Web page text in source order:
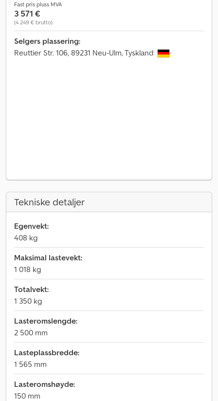
Fast pris pluss MVA
3 571 €
(4 249 € brutto)
Selgers plassering:
Reuttier Str. 106, 89231 Neu-Ulm, Tyskland
Tekniske detaljer
Egenvekt:
408 kg
Maksimal lastevekt:
1 018 kg
Totalvekt:
1 350 kg
Lasteromslengde:
2 500 mm
Lasteplassbredde:
1 565 mm
Lasteromshøyde:
150 mm